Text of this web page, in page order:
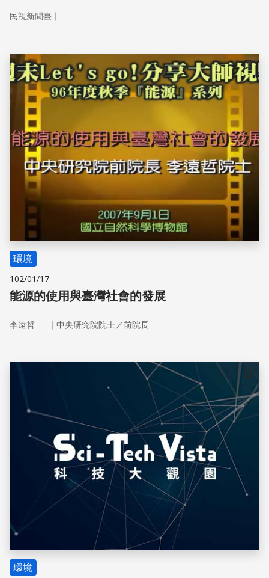
民視新聞臺 ｜
儲存
環境
102/01/17
能源的使用與臺灣社會的發展
李遠哲 ｜ 中央研究院院士／前院長
儲存
環境